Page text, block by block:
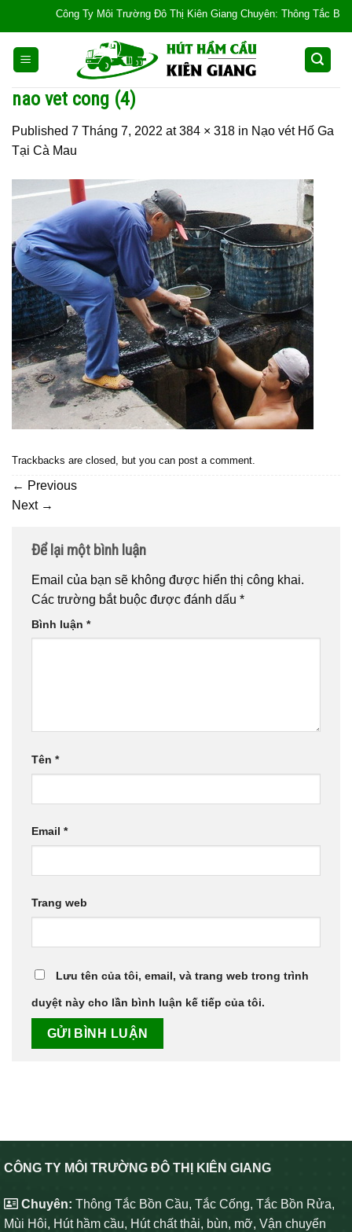
content
Công Ty Môi Trường Đô Thị Kiên Giang Chuyên: Thông Tắc Bồn
nao vet cong (4)
Published 7 Tháng 7, 2022 at384 × 318 in Nạo vét Hố Ga
Tại Cà Mau
Trackbacks are closed, but you can post a comment.
← Previous
Next →
Để lại một bình luận
Email của bạn sẽ không được hiển thị công khai.
Các trường bắt buộc được đánh dấu *
Bình luận *
Tên *
Email *
Trang web
Lưu tên của tôi, email, và trang web trong trình
duyệt này cho lần bình luận kế tiếp của tôi.
CÔNG TY MÔI TRƯỜNG ĐÔ THỊ KIÊN GIANG
Chuyên: Thông Tắc Bồn Cầu, Tắc Cống, Tắc Bồn Rửa,
Mùi Hôi, Hút hầm cầu, Hút chất thải, bùn, mỡ, Vận chuyển